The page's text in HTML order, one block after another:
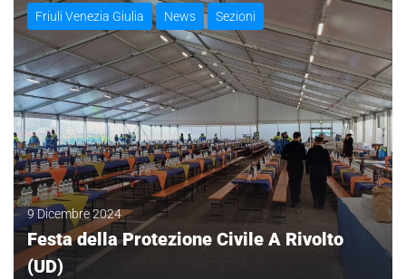
Friuli Venezia Giulia News Sezioni
9 Dicembre 2024
Festa della Protezione Civile A Rivolto
(UD)